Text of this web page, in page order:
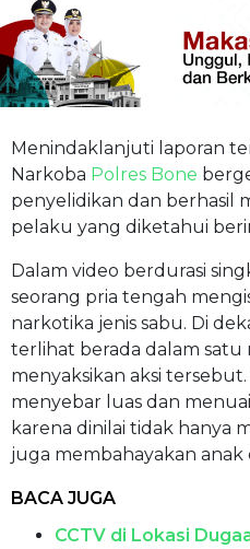
Menindaklanjuti laporan
Narkoba Polres Bone
penyelidikan dan berhasil
pelaku yang diketahui
Dalam video berdurasi
seorang pria tengah
narkotika jenis sabu. Di
terlihat berada dalam satu
menyaksikan aksi
menyebar luas dan
karena dinilai tidak hanya
juga membahayakan
BACA JUGA
CCTV di Lokasi